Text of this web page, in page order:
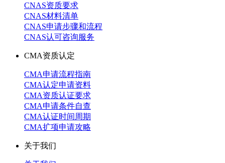
CNAS资质要求
CNAS材料清单
CNAS申请步骤和流程
CNAS认可咨询服务
CMA资质认定
CMA申请流程指南
CMA认定申请资料
CMA资质认证要求
CMA申请条件自查
CMA认证时间周期
CMA扩项申请攻略
关于我们